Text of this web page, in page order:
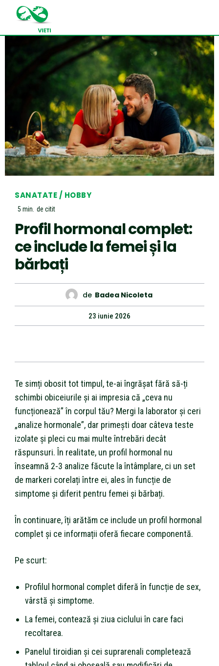
SANATATE / HOBBY
5 min. de citit
Profil hormonal complet:
ce include la femei și la
bărbați
de Badea Nicoleta
23 iunie 2026
Te simți obosit tot timpul, te-ai îngrășat fără să-ți
schimbi obiceiurile și ai impresia că „ceva nu
funcționează” în corpul tău? Mergi la laborator și ceri
„analize hormonale”, dar primești doar câteva teste
izolate și pleci cu mai multe întrebări decât
răspunsuri. În realitate, un profil hormonal nu
înseamnă 2-3 analize făcute la întâmplare, ci un set
de markeri corelați între ei, ales în funcție de
simptome și diferit pentru femei și bărbați.
În continuare, îți arătăm ce include un profil hormonal
complet și ce informații oferă fiecare componentă.
Pe scurt:
Profilul hormonal complet diferă în funcție de sex,
vârstă și simptome.
La femei, contează și ziua ciclului în care faci
recoltarea.
Panelul tiroidian și cei suprarenali completează